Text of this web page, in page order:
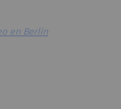
en Berlín